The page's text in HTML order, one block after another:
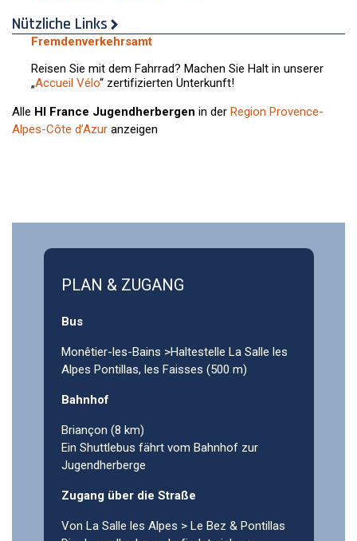
Nützliche Links
Fremdenverkehrsamt
Reisen Sie mit dem Fahrrad? Machen Sie Halt in unserer
„Accueil Vélo“ zertifizierten Unterkunft!
Alle HI France Jugendherbergen in der Region Provence-
Alpes-Côte d’Azur anzeigen
PLAN & ZUGANG
Bus
Monêtier-les-Bains >Haltestelle La Salle les
Alpes Pontillas, les Faisses (500 m)
Bahnhof
Briançon (8 km)
Ein Shuttlebus fährt vom Bahnhof zur
Jugendherberge
Zugang über die Straße
Von La Salle les Alpes > Le Bez & Pontillas